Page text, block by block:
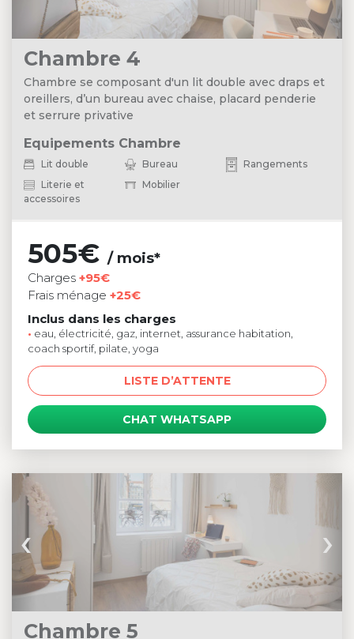
Chambre 4
Chambre se composant d'un lit double avec draps et
oreillers, d’un bureau avec chaise, placard penderie
et serrure privative
Equipements Chambre
Lit double Bureau
Rangements
Literie et
accessoires
Mobilier
505€ / mois*
Charges +95€
Frais ménage +25€
Inclus dans les charges
• eau, électricité, gaz, internet, assurance habitation,
coach sportif, pilate, yoga
LISTE D’ATTENTE
CHAT WHATSAPP
‹ ›
Chambre 5